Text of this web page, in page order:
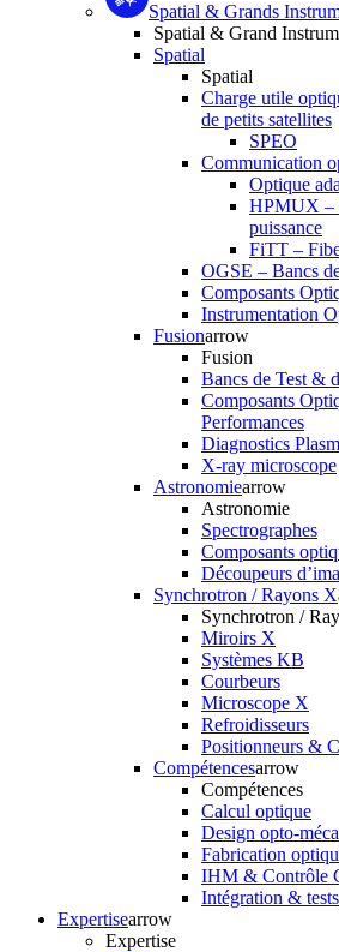
Spatial & Grands
Spatial & Grand
Spatial
Spatial
Charge utile
de petits satellites
SPEO
Communication
Optique
HPMUX –
puissance
FiTT –
OGSE – Bancs
Composants
Instrumentation
Fusionarrow
Fusion
Bancs de Test &
Composants
Performances
Diagnostics
X-ray microscope
Astronomiearrow
Astronomie
Spectrographes
Composants
Découpeurs
Synchrotron / Rayons X
Synchrotron /
Miroirs X
Systèmes KB
Courbeurs
Microscope X
Refroidisseurs
Positionneurs &
Compétencesarrow
Compétences
Calcul optique
Design opto-
Fabrication
IHM & Contrôle
Intégration & tests
Expertisearrow
Expertise